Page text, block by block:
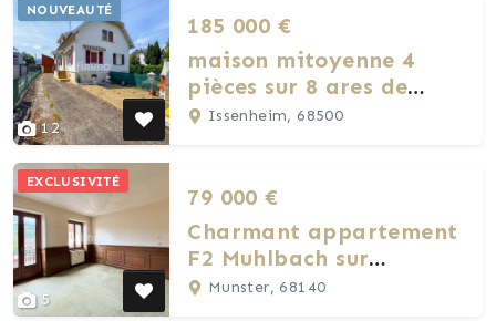
12
NOUVEAUTÉ
185 000 €
maison mitoyenne 4
pièces sur 8 ares de
terrain
Issenheim, 68500
5
EXCLUSIVITÉ
79 000 €
Charmant appartement
F2 Muhlbach sur
Munster
Munster, 68140